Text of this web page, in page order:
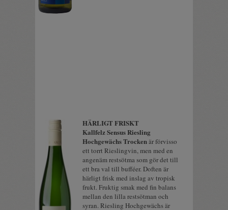
HÄRLIGT FRISKT
Kallfelz Sensus Riesling
Hochgewächs Trockenär förvisso
ett torrt Rieslingvin, men med en
angenäm restsötma som gör det till
ett bra val till bufféer. Doften är
härligt frisk med inslag av tropisk
frukt. Fruktig smak med fin balans
mellan den lilla restsötman och
syran. Riesling Hochgewächs är